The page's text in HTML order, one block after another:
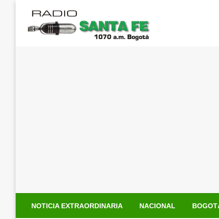
contenido
NOTICIA EXTRAORDINARIA NACIONAL